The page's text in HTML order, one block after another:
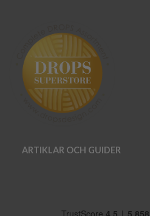
ARTIKLAR OCH GUIDER